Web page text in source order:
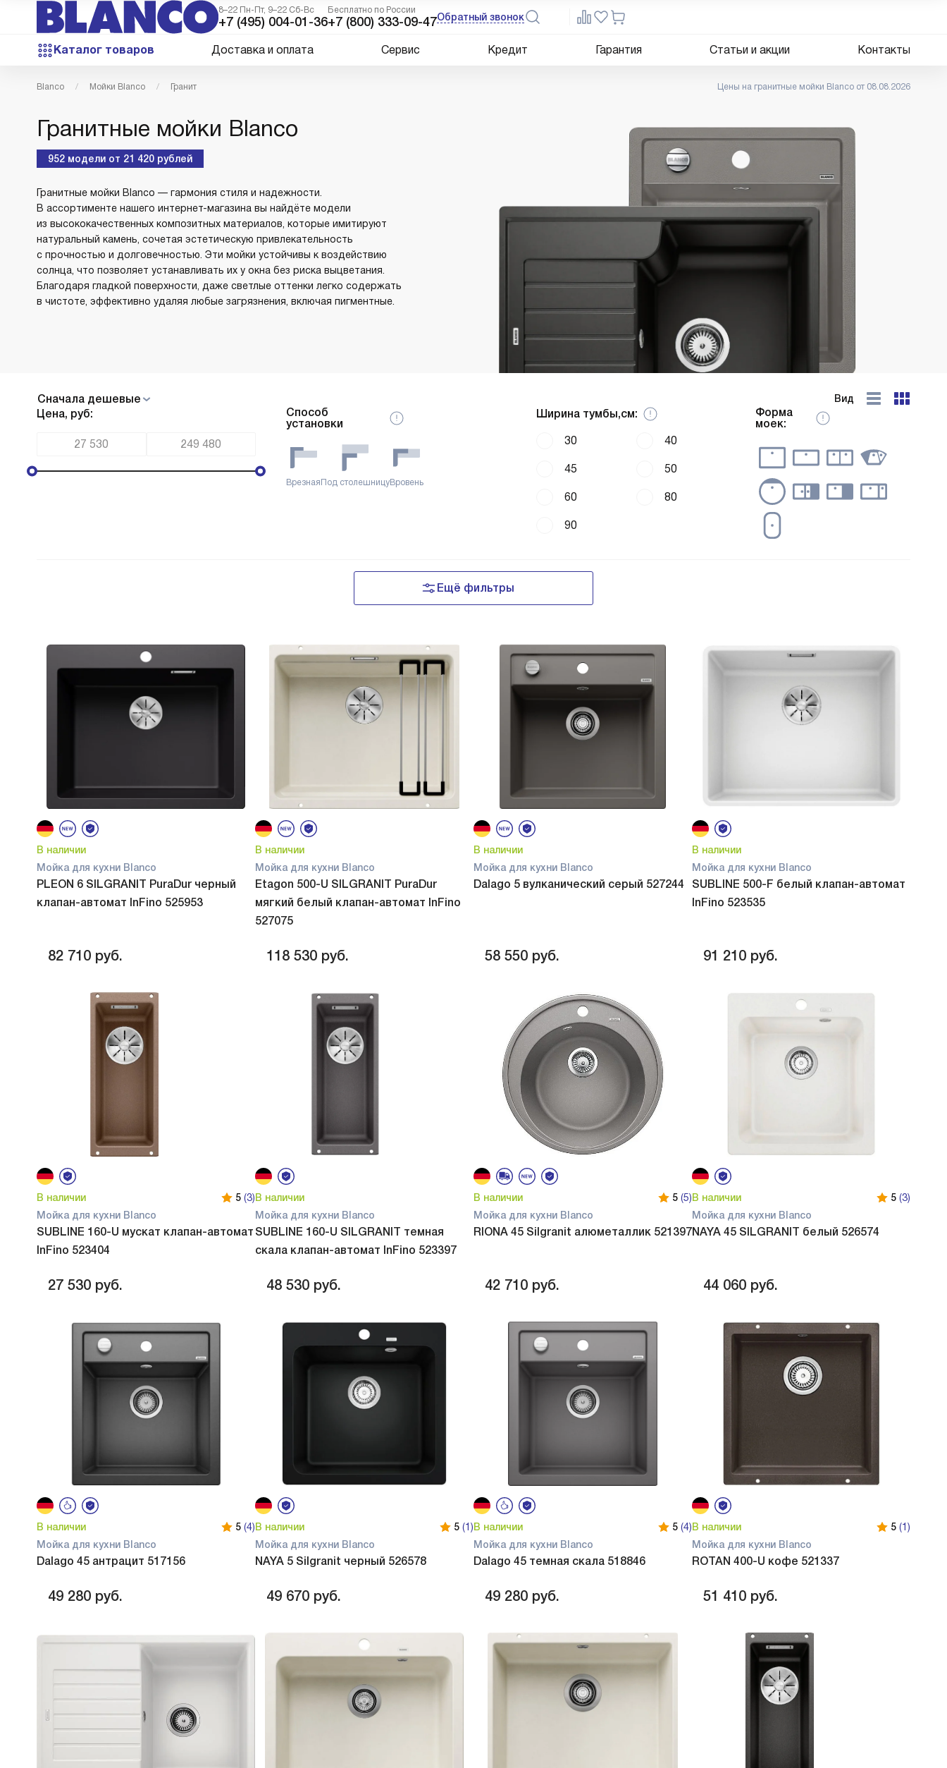
8–22 Пн-Пт, 9–22 Сб-Вс
+7 (495) 004-01-36
Бесплатно по России
+7 (800) 333-09-47Обратный звонок
Каталог товаров Доставка и оплата Сервис Кредит Гарантия Статьи и акции Контакты
Blanco Мойки Blanco Гранит Цены на гранитные мойки Blanco от 08.08.2026
Гранитные мойки Blanco
952 модели от 21 420 рублей
Гранитные мойки Blanco — гармония стиля и надежности.
В ассортименте нашего интернет-магазина вы найдёте модели
из высококачественных композитных материалов, которые имитируют
натуральный камень, сочетая эстетическую привлекательность
с прочностью и долговечностью. Эти мойки устойчивы к воздействию
солнца, что позволяет устанавливать их у окна без риска выцветания.
Благодаря гладкой поверхности, даже светлые оттенки легко содержать
в чистоте, эффективно удаляя любые загрязнения, включая пигментные.
Cначала дешевые Вид
Цена, руб:
Способ
установки
Врезная Под столешницуВровень
Ширина тумбы,см:
30 40
45 50
60 80
90
Форма
моек:
Ещё фильтры
В наличии
Мойка для кухни Blanco
PLEON 6 SILGRANIT PuraDur черный
клапан-автомат InFino 525953
82 710 руб.
В наличии
Мойка для кухни Blanco
Etagon 500-U SILGRANIT PuraDur
мягкий белый клапан-автомат InFino
527075
118 530 руб.
В наличии
Мойка для кухни Blanco
Dalago 5 вулканический серый 527244
58 550 руб.
В наличии
Мойка для кухни Blanco
SUBLINE 500-F белый клапан-автомат
InFino 523535
91 210 руб.
В наличии 5 (3)
Мойка для кухни Blanco
SUBLINE 160-U мускат клапан-автомат
InFino 523404
27 530 руб.
В наличии
Мойка для кухни Blanco
SUBLINE 160-U SILGRANIT темная
скала клапан-автомат InFino 523397
48 530 руб.
В наличии 5 (5)
Мойка для кухни Blanco
RIONA 45 Silgranit алюметаллик 521397
42 710 руб.
В наличии 5 (3)
Мойка для кухни Blanco
NAYA 45 SILGRANIT белый 526574
44 060 руб.
В наличии 5 (4)
Мойка для кухни Blanco
Dalago 45 антрацит 517156
49 280 руб.
В наличии 5 (1)
Мойка для кухни Blanco
NAYA 5 Silgranit черный 526578
49 670 руб.
В наличии 5 (4)
Мойка для кухни Blanco
Dalago 45 темная скала 518846
49 280 руб.
В наличии 5 (1)
Мойка для кухни Blanco
ROTAN 400-U кофе 521337
51 410 руб.